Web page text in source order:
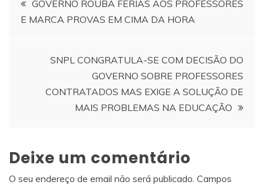
de
artigos
GOVERNO ROUBA FÉRIAS AOS PROFESSORES
E MARCA PROVAS EM CIMA DA HORA
SNPL CONGRATULA-SE COM DECISÃO DO
GOVERNO SOBRE PROFESSORES
CONTRATADOS MAS EXIGE A SOLUÇÃO DE
MAIS PROBLEMAS NA EDUCAÇÃO
Deixe um comentário
O seu endereço de email não será publicado. Campos